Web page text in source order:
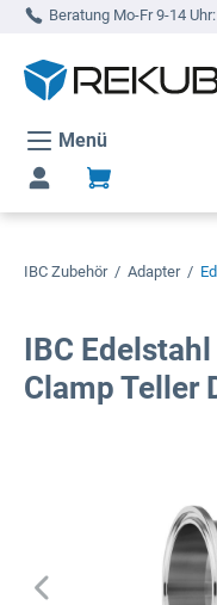
springen
Beratung Mo-Fr 9-14 Uhr:
Menü
IBC Zubehör / Adapter /
IBC
Clamp Teller